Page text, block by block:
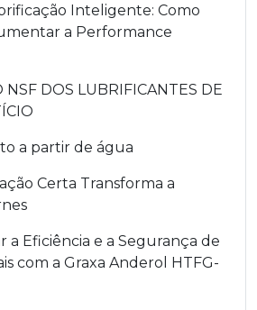
Inteligente: Como
a Performance
NSF DOS LUBRIFICANTES DE
a partir de água
Certa Transforma a
a Eficiência e a Segurança de
com a Graxa Anderol HTFG-